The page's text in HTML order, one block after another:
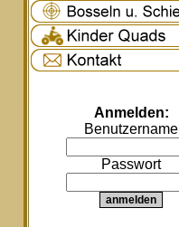
Anmelden:
Benutzername
Passwort